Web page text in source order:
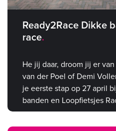
Ready2Race Dikke
race
He jij daar, droom jij er
van der Poel of Demi
je eerste stap op 27 april
banden en Loopfietsjes